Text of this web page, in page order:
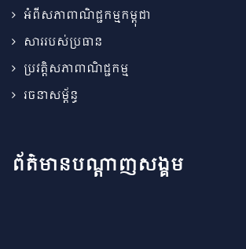
អំពីសភាពាណិជ្ជកម្មកម្ពុជា
សាររបស់ប្រធាន
ប្រវត្តិសភាពាណិជ្ជកម្ម
រចនាសម្ព័ន្ធ
ព័ត៌មានបណ្តាញសង្គម